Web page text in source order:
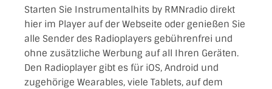
Starten Sie Instrumentalhits by RMNradio direkt
hier im Player auf der Webseite oder genießen Sie
alle Sender des Radioplayers gebührenfrei und
ohne zusätzliche Werbung auf all Ihren Geräten.
Den Radioplayer gibt es für iOS, Android und
zugehörige Wearables, viele Tablets, auf dem